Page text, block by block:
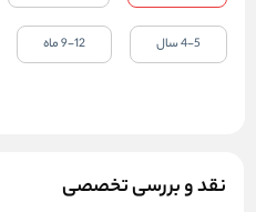
نقد و بررسی تخصصی
4-5 سال 9-12 ماه